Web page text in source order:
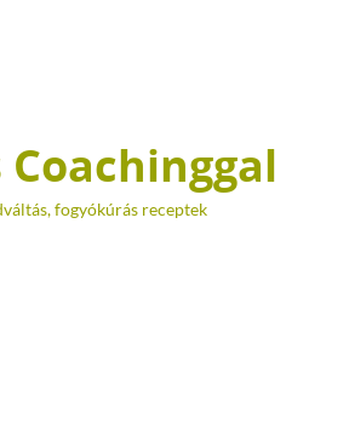
Coachinggal
fogyókúrás receptek